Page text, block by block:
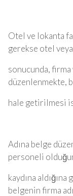
Otel ve lokanta
gerekse otel veya
sonucunda,
düzenlenmekte,
hale getirilmesi
Adına belge
personeli
kaydına
belgenin firma